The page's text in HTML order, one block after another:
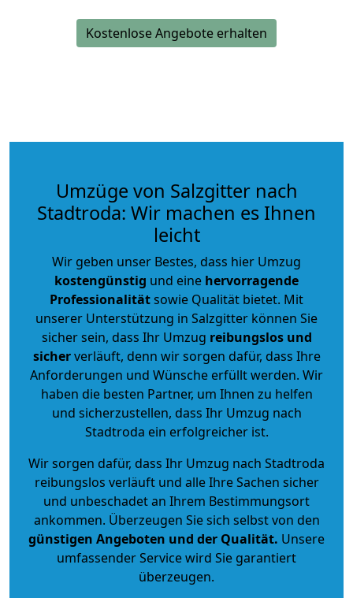
Kostenlose Angebote erhalten
Umzüge von Salzgitter nach
Stadtroda: Wir machen es Ihnen
leicht
Wir geben unser Bestes, dass hier Umzug
kostengünstig und eine hervorragende
Professionalitätsowie Qualität bietet. Mit
unserer Unterstützung in Salzgitter können Sie
sicher sein, dass Ihr Umzug reibungslos und
sicherverläuft, denn wir sorgen dafür, dass Ihre
Anforderungen und Wünsche erfüllt werden. Wir
haben die besten Partner, um Ihnen zu helfen
und sicherzustellen, dass Ihr Umzug nach
Stadtroda ein erfolgreicher ist.
Wir sorgen dafür, dass Ihr Umzug nach Stadtroda
reibungslos verläuft und alle Ihre Sachen sicher
und unbeschadet an Ihrem Bestimmungsort
ankommen. Überzeugen Sie sich selbst von den
günstigen Angeboten und der Qualität. Unsere
umfassender Service wird Sie garantiert
überzeugen.